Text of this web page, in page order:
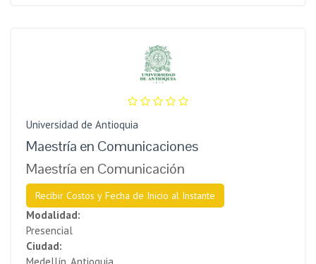
Universidad de Antioquia
Maestría en Comunicaciones
Maestría en Comunicación
Recibir Costos y Fecha de Inicio al Instante
Modalidad:
Presencial
Ciudad: